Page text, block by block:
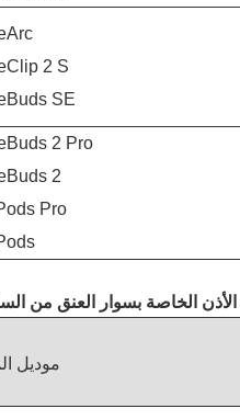
2 S
SE
2 Pro
2
Pro
موديل